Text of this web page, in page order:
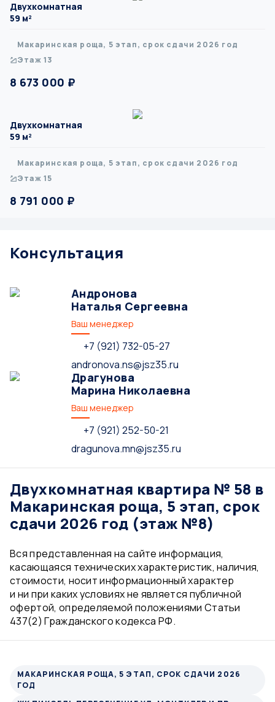
Двухкомнатная
59 м²
Макаринская роща, 5 этап, срок сдачи 2026 год
Этаж 13
8 673 000 ₽
Двухкомнатная
59 м²
Макаринская роща, 5 этап, срок сдачи 2026 год
Этаж 15
8 791 000 ₽
Консультация
Андронова
Наталья Сергеевна
Ваш менеджер
+7 (921) 732-05-27
andronova.ns@jsz35.ru
Драгунова
Марина Николаевна
Ваш менеджер
+7 (921) 252-50-21
dragunova.mn@jsz35.ru
Двухкомнатная квартира № 58 в
Макаринская роща, 5 этап, срок
сдачи 2026 год (этаж №8)
Вся представленная на сайте информация,
касающаяся технических характеристик, наличия,
стоимости, носит информационный характер
и ни при каких условиях не является публичной
офертой, определяемой положениями Статьи
437(2) Гражданского кодекса РФ.
МАКАРИНСКАЯ РОЩА, 5 ЭТАП, СРОК СДАЧИ 2026
ГОД